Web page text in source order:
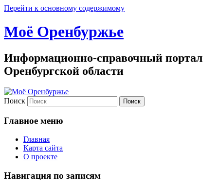
Перейти к основному содержимому
Моё Оренбуржье
Информационно-справочный портал
Оренбургской области
Поиск
Главное меню
Главная
Карта сайта
О проекте
Навигация по записям